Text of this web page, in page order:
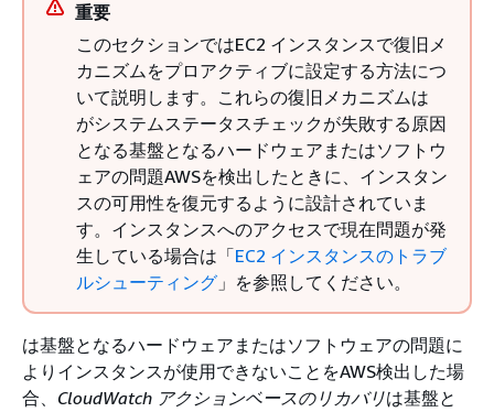
重要
このセクションではEC2 インスタンスで復旧メ
カニズムをプロアクティブに設定する方法につ
いて説明します。これらの復旧メカニズムは
がシステムステータスチェックが失敗する原因
となる基盤となるハードウェアまたはソフトウ
ェアの問題AWSを検出したときに、インスタン
スの可用性を復元するように設計されていま
す。インスタンスへのアクセスで現在問題が発
生している場合は「EC2 インスタンスのトラブ
ルシューティング 」を参照してください。
は基盤となるハードウェアまたはソフトウェアの問題に
よりインスタンスが使用できないことをAWS検出した場
合、 CloudWatch アクションベースのリカバリは基盤と